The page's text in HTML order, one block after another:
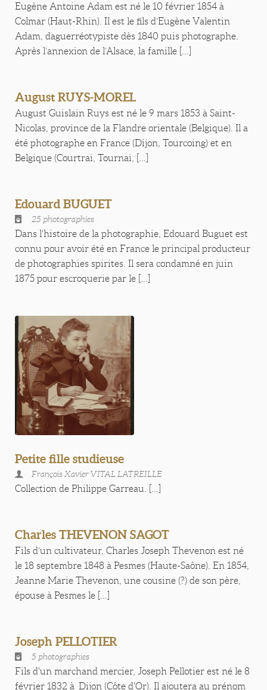
Eugène Antoine Adam est né le 10 février 1854 à
Colmar (Haut-Rhin). Il est le fils d’Eugène Valentin
Adam, daguerréotypiste dès 1840 puis photographe.
Après l’annexion de l’Alsace, la famille [...]
August RUYS-MOREL
August Guislain Ruys est né le 9 mars 1853 à Saint-
Nicolas, province de la Flandre orientale (Belgique). Il a
été photographe en France (Dijon, Tourcoing) et en
Belgique (Courtrai, Tournai, [...]
Edouard BUGUET
25 photographies
Dans l'histoire de la photographie, Edouard Buguet est
connu pour avoir été en France le principal producteur
de photographies spirites. Il sera condamné en juin
1875 pour escroquerie par le [...]
Petite fille studieuse
François Xavier VITAL LATREILLE
Collection de Philippe Garreau. [...]
Charles THEVENON SAGOT
Fils d’un cultivateur, Charles Joseph Thevenon est né
le 18 septembre 1848 à Pesmes (Haute-Saône). En 1854,
Jeanne Marie Thevenon, une cousine (?) de son père,
épouse à Pesmes le [...]
Joseph PELLOTIER
5 photographies
Fils d'un marchand mercier, Joseph Pellotier est né le 8
février 1832 à Dijon (Côte d'Or). Il ajoutera au prénom